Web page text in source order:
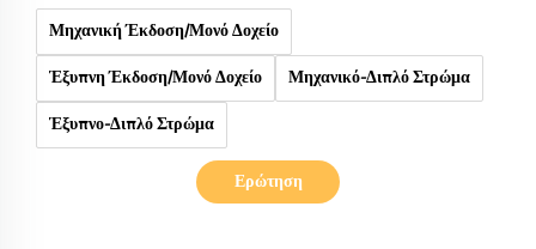
Μηχανική Έκδοση/Μονό Δοχείο
Έξυπνη Έκδοση/Μονό Δοχείο
Μηχανικό-Διπλό Στρώμα
Έξυπνο-Διπλό Στρώμα
Ερώτηση